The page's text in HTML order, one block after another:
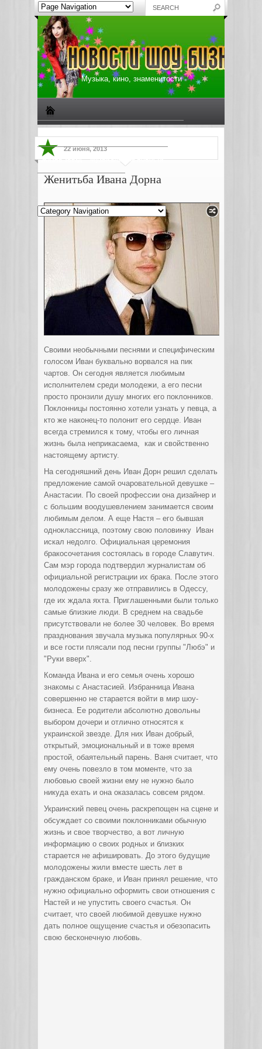
Музыка, кино, знаменитости
Жизнь звезд Музыкальные новости
Новости киноиндустрии
22 июня, 2013
Женитьба Ивана Дорна
Своими необычными песнями и специфическим
голосом Иван буквально ворвался на пик
чартов. Он сегодня является любимым
исполнителем среди молодежи, а его песни
просто пронзили душу многих его поклонников.
Поклонницы постоянно хотели узнать у певца, а
кто же наконец-то полонит его сердце. Иван
всегда стремился к тому, чтобы его личная
жизнь была неприкасаема, как и свойственно
настоящему артисту.
На сегодняшний день Иван Дорн решил сделать
предложение самой очаровательной девушке –
Анастасии. По своей профессии она дизайнер и
с большим воодушевлением занимается своим
любимым делом. А еще Настя – его бывшая
одноклассница, поэтому свою половинку Иван
искал недолго. Официальная церемония
бракосочетания состоялась в городе Славутич.
Сам мэр города подтвердил журналистам об
официальной регистрации их брака. После этого
молодожены сразу же отправились в Одессу,
где их ждала яхта. Приглашенными были только
самые близкие люди. В среднем на свадьбе
присутствовали не более 30 человек. Во время
празднования звучала музыка популярных 90-х
и все гости плясали под песни группы "Любэ" и
"Руки вверх".
Команда Ивана и его семья очень хорошо
знакомы с Анастасией. Избранница Ивана
совершенно не старается войти в мир шоу-
бизнеса. Ее родители абсолютно довольны
выбором дочери и отлично относятся к
украинской звезде. Для них Иван добрый,
открытый, эмоциональный и в тоже время
простой, обаятельный парень. Ваня считает, что
ему очень повезло в том моменте, что за
любовью своей жизни ему не нужно было
никуда ехать и она оказалась совсем рядом.
Украинский певец очень раскрепощен на сцене и
обсуждает со своими поклонниками обычную
жизнь и свое творчество, а вот личную
информацию о своих родных и близких
старается не афишировать. До этого будущие
молодожены жили вместе шесть лет в
гражданском браке, и Иван принял решение, что
нужно официально оформить свои отношения с
Настей и не упустить своего счастья. Он
считает, что своей любимой девушке нужно
дать полное ощущение счастья и обезопасить
свою бесконечную любовь.